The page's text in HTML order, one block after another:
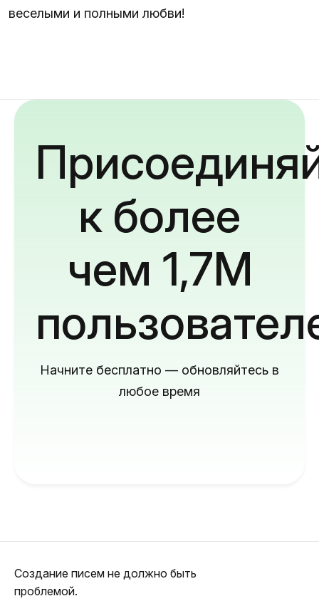
веселыми и полными любви!
к более
чем 1,7M
Начните бесплатно — обновляйтесь в
любое время
Создание писем не должно быть
проблемой.